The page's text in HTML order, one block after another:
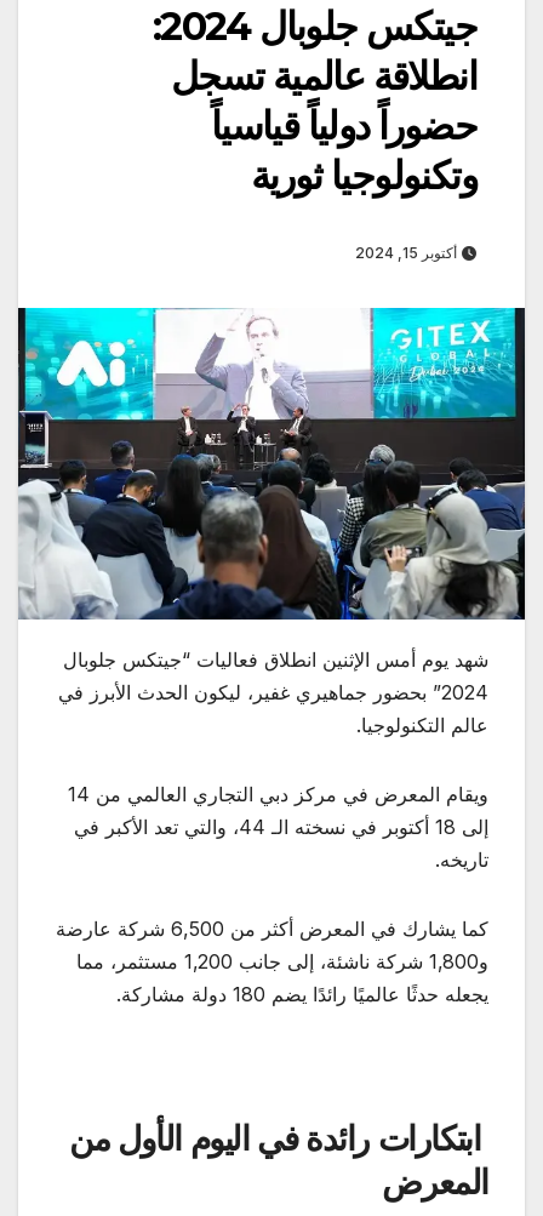
جيتكس جلوبال 2024:
انطلاقة عالمية تسجل
حضوراً دولياً قياسياً
وتكنولوجيا ثورية
أكتوبر 15, 2024
شهد يوم أمس الإثنين انطلاق فعاليات “جيتكس جلوبال
2024” بحضور جماهيري غفير، ليكون الحدث الأبرز في
عالم التكنولوجيا.
ويقام المعرض في مركز دبي التجاري العالمي من 14
إلى 18 أكتوبر في نسخته الـ 44، والتي تعد الأكبر في
تاريخه.
كما يشارك في المعرض أكثر من 6,500 شركة عارضة
و1,800 شركة ناشئة، إلى جانب 1,200 مستثمر، مما
يجعله حدثًا عالميًا رائدًا يضم 180 دولة مشاركة.
ابتكارات رائدة في اليوم الأول من
المعرض